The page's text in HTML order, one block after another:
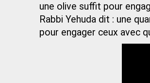
une olive suffit pour
Rabbi Yehuda dit : une
pour engager ceux avec